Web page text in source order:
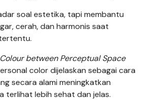
soal estetika, tapi membantu
cerah, dan harmonis saat
between Perceptual Space
color dijelaskan sebagai cara
secara alami meningkatkan
terlihat lebih sehat dan jelas.